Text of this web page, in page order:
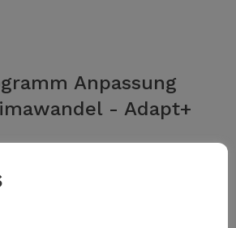
Anpassung
- Adapt+